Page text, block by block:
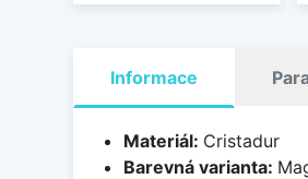
Informace
Materiál: Cristadur
Barevná varianta: